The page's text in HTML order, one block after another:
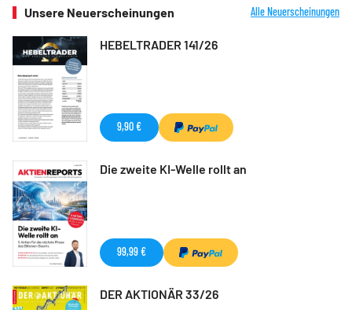
Unsere Neuerscheinungen Alle Neuerscheinungen
HEBELTRADER 141/26
9,90 €
Die zweite KI-Welle rollt an
99,99 €
DER AKTIONÄR 33/26